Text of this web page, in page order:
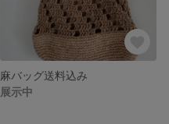
麻バッグ送料込み
展示中